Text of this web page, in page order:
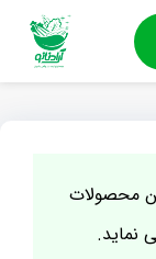
محصولات
نماید.